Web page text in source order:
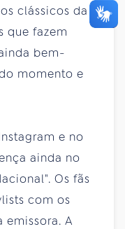
clássicos da
que fazem
bem-
momento e
e no
ainda no
Os fãs
com os
emissora. A